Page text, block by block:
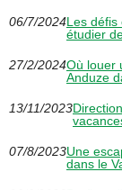
06/7/2024Les défis
étudier
27/2/2024Où louer
Anduze
13/11/2023
07/8/2023Une
dans le